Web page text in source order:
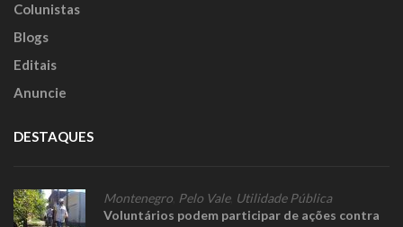
Colunistas
Blogs
Editais
Anuncie
DESTAQUES
Montenegro Pelo Vale, Utilidade Pública
Voluntários podem participar de ações contra